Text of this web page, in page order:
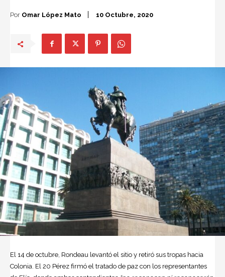
Por Omar López Mato 10 Octubre, 2020
El 14 de octubre, Rondeau levantó el sitio y retiró sus tropas hacia
Colonia. El 20 Pérez firmó el tratado de paz con los representantes